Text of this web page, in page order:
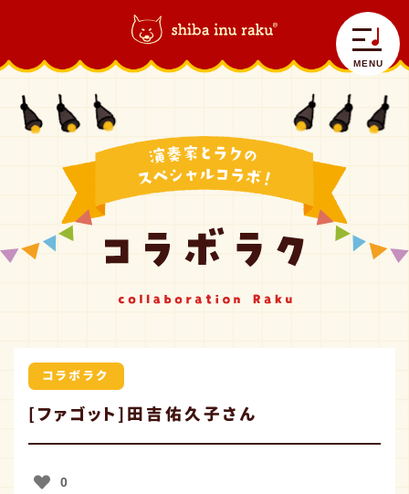
コラボラク
MENU
柴犬ラク｜shiba inu raku >コラボラク> [ファゴット]田吉佑久子さん
コラボラク
[ファゴット]田吉佑久子さん
0